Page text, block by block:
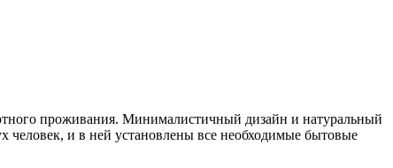
проживания. Минималистичный дизайн и натуральный
человек, и в ней установлены все необходимые бытовые